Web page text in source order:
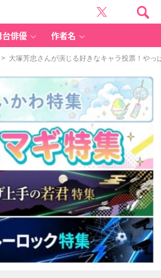
台俳優 作者名
> 大塚芳忠さんが演じる好きなキャラ投票！や